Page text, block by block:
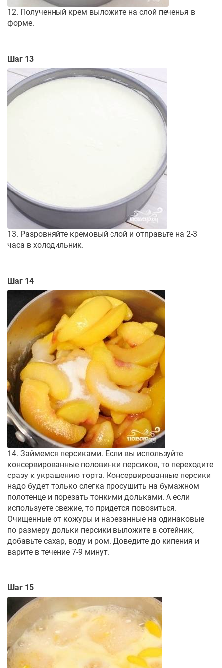
12. Полученный крем выложите на слой печенья в
форме.
Шаг 13
13. Разровняйте кремовый слой и отправьте на 2-3
часа в холодильник.
Шаг 14
14. Займемся персиками. Если вы используйте
консервированные половинки персиков, то переходите
сразу к украшению торта. Консервированные персики
надо будет только слегка просушить на бумажном
полотенце и порезать тонкими дольками. А если
используете свежие, то придется повозиться.
Очищенные от кожуры и нарезанные на одинаковые
по размеру дольки персики выложите в сотейник,
добавьте сахар, воду и ром. Доведите до кипения и
варите в течение 7-9 минут.
Шаг 15